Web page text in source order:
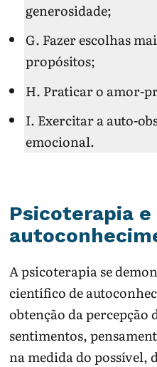
generosidade;
G. Fazer escolhas
propósitos;
H. Praticar o amor-
I. Exercitar a auto-
emocional.
Psicoterapia
A psicoterapia se
científico de
obtenção da percepção
sentimentos,
na medida do possível,